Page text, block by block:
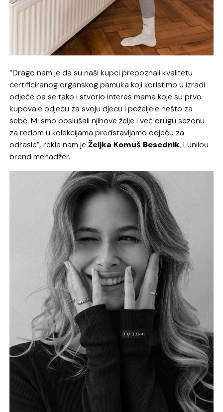
“Drago nam je da su naši kupci prepoznali kvalitetu
certificiranog organskog pamuka koji koristimo u izradi
odjeće pa se tako i stvorio interes mama koje su prvo
kupovale odjeću za svoju djecu i poželjele nešto za
sebe. Mi smo poslušali njihove želje i već drugu sezonu
za redom u kolekcijama predstavljamo odjeću za
odrasle”, rekla nam jeŽeljka Komuš Besednik, Lunilou
brend menadžer.